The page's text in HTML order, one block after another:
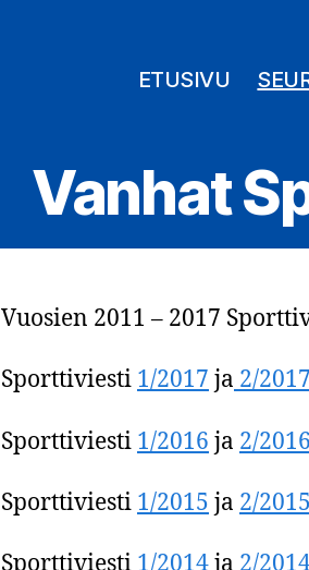
ETUSIVU
Vanhat
Vuosien 2011 – 2017
Sporttiviesti 1/2017 ja 2/2017
Sporttiviesti 1/2016 ja 2/2016
Sporttiviesti 1/2015 ja 2/2015
Sporttiviesti 1/2014ja 2/